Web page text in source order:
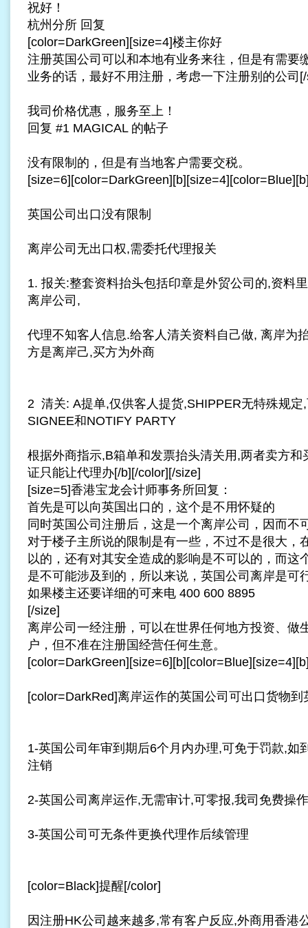
祝好！
杭州分所 回复
[color=DarkGreen][size=4]楼主你好
注册英国公司可以和本地有业务来往，但是有需要
业务的话，最好不用注册，考虑一下注册别的公司
我司价格优惠，服务至上！
回复 #1 MAGICAL 的帖子
没有限制的，但是有当地客户需要交税。
英国公司出口没有限制
离岸公司 无出口权,需委托代理报关
1. 报关:整套资料抬头包括印章是外贸公司的,资料
离岸公司,
代理不知客人信息.给客人清关资料自己做, 离岸为
方是离岸己,买方为外商
2 清关: A提单,仅供客人提货,SHIPPER无特殊规定
SIGNEE和NOTIFY PARTY
根据外商指示,B箱单和发票抬头清关用,两者卖方和
证只能让代理办[/b][/color][/size]
[size=5]香港宝龙会计师事务所回复：
首先是可以向英国出口的，这个是不用怀疑的
同时英国公司注册后，这是一个离岸公司，因而不
对于楼子主所说的限制是有一些，不过不是很大，
以的，还有对其安全造成的影响是不可以的，而这
是不可能涉及到的，所以来说，英国公司离岸是可
如果楼主还要详细的可来电 400 600 8895
[/size]
离岸公司一经注册，可以在世界任何地方投资、做
户，但不准在注册国经营任何生意。
[color=DarkRed]离岸运作的英国公司可出口货物
1-英国公司年审到期后6个月内办理,可免于罚款,如
注销
2-英国公司离岸运作,无需审计,可零报,我司免费操作
3-英国公司可无条件更换代理作后续管理
[color=Black]提醒[/color]
因注册HK公司越来越多,常有客户反应,外商用香港